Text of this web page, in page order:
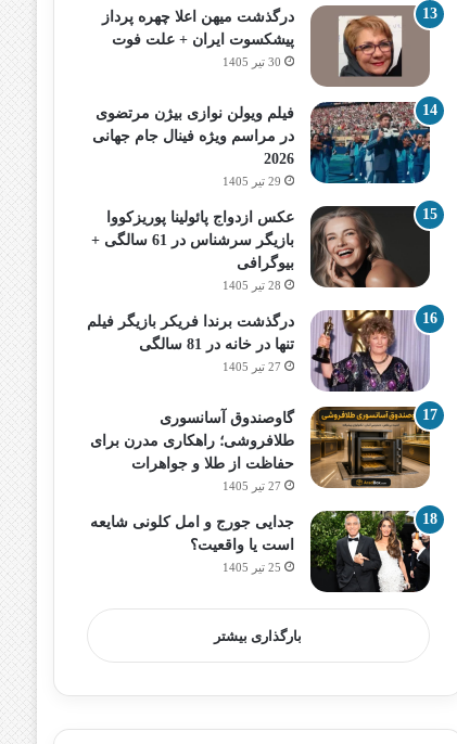
درگذشت میهن اعلا چهره پرداز
پیشکسوت ایران + علت فوت
30 تیر 1405
فیلم ویولن نوازی بیژن مرتضوی
در مراسم ویژه فینال جام جهانی
2026
29 تیر 1405
عکس ازدواج پائولینا پوریزکووا
بازیگر سرشناس در 61 سالگی +
بیوگرافی
28 تیر 1405
درگذشت برندا فریکر بازیگر فیلم
تنها در خانه در 81 سالگی
27 تیر 1405
گاوصندوق آسانسوری
طلافروشی؛ راهکاری مدرن برای
حفاظت از طلا و جواهرات
27 تیر 1405
جدایی جورج و امل کلونی شایعه
است یا واقعیت؟
25 تیر 1405
بارگذاری بیشتر